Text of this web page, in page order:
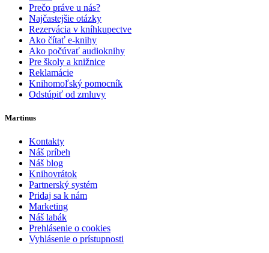
Prečo práve u nás?
Najčastejšie otázky
Rezervácia v kníhkupectve
Ako čítať e-knihy
Ako počúvať audioknihy
Pre školy a knižnice
Reklamácie
Knihomoľský pomocník
Odstúpiť od zmluvy
Martinus
Kontakty
Náš príbeh
Náš blog
Knihovrátok
Partnerský systém
Pridaj sa k nám
Marketing
Náš labák
Prehlásenie o cookies
Vyhlásenie o prístupnosti